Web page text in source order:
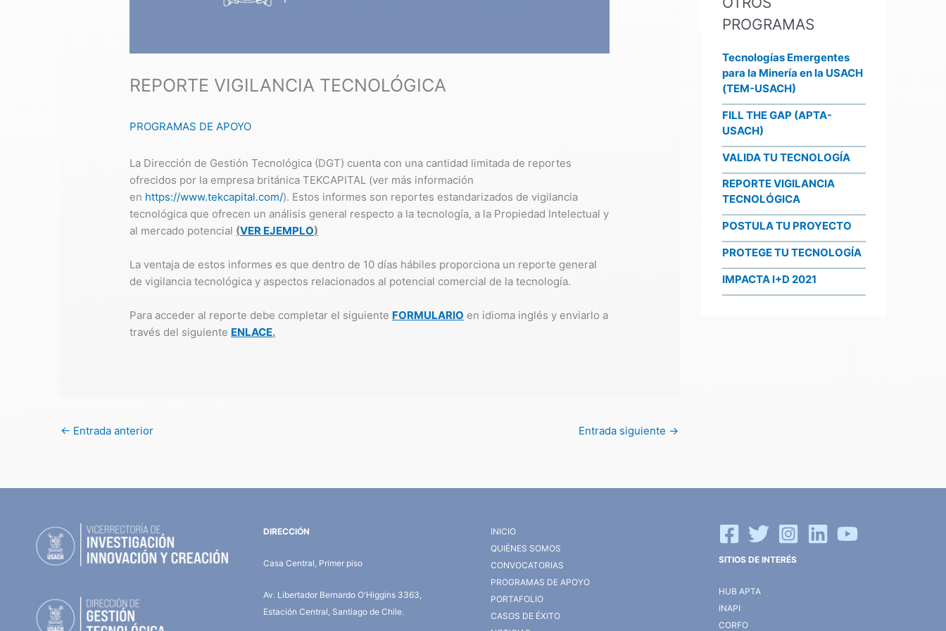
REPORTE VIGILANCIA TECNOLÓGICA
PROGRAMAS DE APOYO
La Dirección de Gestión Tecnológica (DGT) cuenta con una cantidad limitada de reportes
ofrecidos por la empresa británica TEKCAPITAL (ver más información
en https://www.tekcapital.com/). Estos informes son reportes estandarizados de vigilancia
tecnológica que ofrecen un análisis general respecto a la tecnología, a la Propiedad Intelectual y
al mercado potencial (VER EJEMPLO)
La ventaja de estos informes es que dentro de 10 días hábiles proporciona un reporte general
de vigilancia tecnológica y aspectos relacionados al potencial comercial de la tecnología.
Para acceder al reporte debe completar el siguiente FORMULARIO en idioma inglés y enviarlo a
través del siguiente ENLACE.
← Entrada anterior Entrada siguiente →
PROGRAMAS
Tecnologías Emergentes
para la Minería en la USACH
(TEM-USACH)
FILL THE GAP (APTA-
USACH)
VALIDA TU TECNOLOGÍA
REPORTE VIGILANCIA
TECNOLÓGICA
POSTULA TU PROYECTO
PROTEGE TU TECNOLOGÍA
IMPACTA I+D 2021
DIRECCIÓN
Casa Central, Primer piso
Av. Libertador Bernardo O'Higgins 3363,
Estación Central, Santiago de Chile.
INICIO
QUIÉNES SOMOS
CONVOCATORIAS
PROGRAMAS DE APOYO
PORTAFOLIO
CASOS DE ÉXITO
SITIOS DE INTERÉS
HUB APTA
INAPI
CORFO